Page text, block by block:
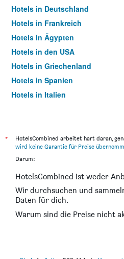
Hotels in Deutschland
Hotels in Frankreich
Hotels in Ägypten
Hotels in den USA
Hotels in Griechenland
Hotels in Spanien
Hotels in Italien
*
HotelsCombined arbeitet hart daran,
wird keine Garantie für Preise
Darum:
HotelsCombined ist weder
Wir durchsuchen und
Daten für dich.
Warum sind die Preise nicht